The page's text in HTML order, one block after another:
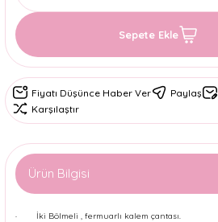
Sepete Ekle
Fiyatı Düşünce Haber Ver Paylaş
Karşılaştır
Ürün Bilgisi
· İki Bölmeli , fermuarlı kalem çantası.